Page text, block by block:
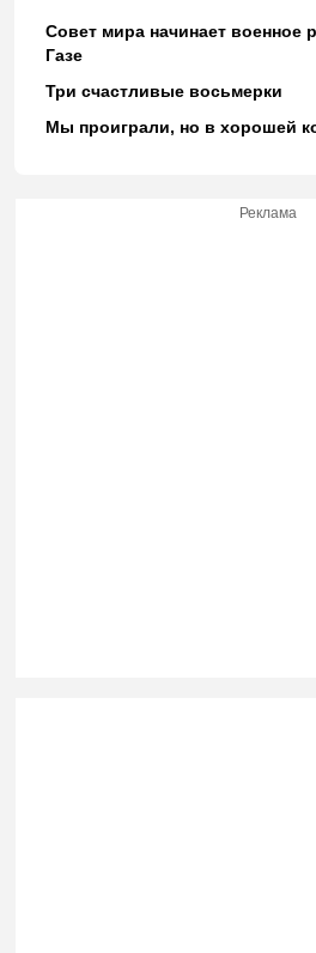
Совет мира начинает военное
Газе
Три счастливые восьмерки
Мы проиграли, но в хорошей
Реклама